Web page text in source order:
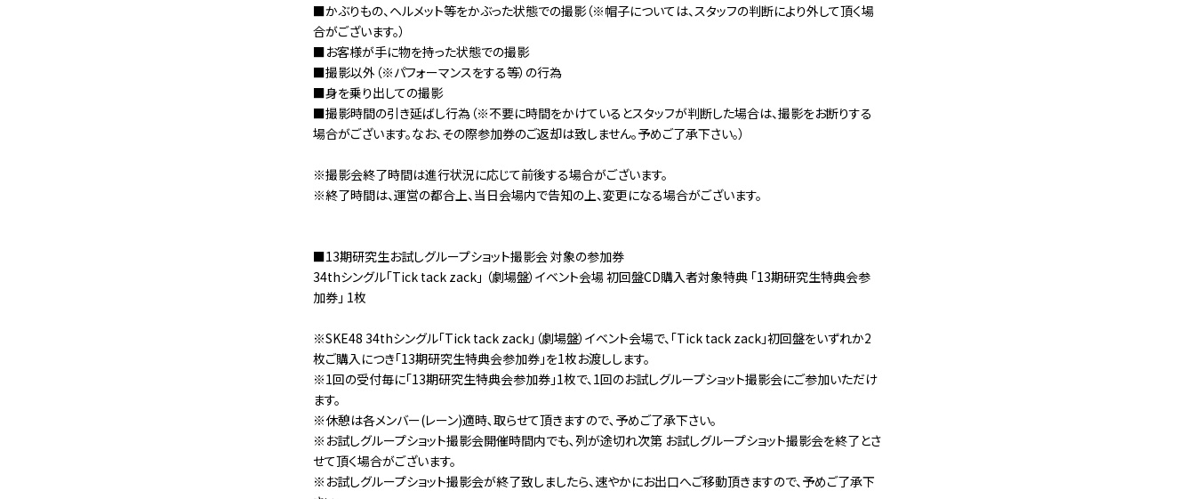
■かぶりもの、ヘルメット等をかぶった状態での撮影（※帽子については、スタッフの判断により外して頂く場
合がございます。）
■お客様が手に物を持った状態での撮影
■撮影以外（※パフォーマンスをする等）の行為
■身を乗り出しての撮影
■撮影時間の引き延ばし行為（※不要に時間をかけているとスタッフが判断した場合は、撮影をお断りする
場合がございます。なお、その際参加券のご返却は致しません。予めご了承下さい。）
※撮影会終了時間は進行状況に応じて前後する場合がございます。
※終了時間は、運営の都合上、当日会場内で告知の上、変更になる場合がございます。
■13期研究生お試しグループショット撮影会 対象の参加券
34thシングル「Tick tack zack｣ （劇場盤）イベント会場 初回盤CD購入者対象特典 「13期研究生特典会参
加券」 1枚
※SKE48 34thシングル「Tick tack zack｣（劇場盤）イベント会場で、「Tick tack zack」初回盤をいずれか2
枚ご購入につき「13期研究生特典会参加券」を1枚お渡しします。
※1回の受付毎に「13期研究生特典会参加券」1枚で、1回のお試しグループショット撮影会にご参加いただけ
ます。
※休憩は各メンバー(レーン)適時､取らせて頂きますので､予めご了承下さい。
※お試しグループショット撮影会開催時間内でも､列が途切れ次第 お試しグループショット撮影会を終了とさ
せて頂く場合がございます。
※お試しグループショット撮影会が終了致しましたら、速やかにお出口へご移動頂きますので、予めご了承下